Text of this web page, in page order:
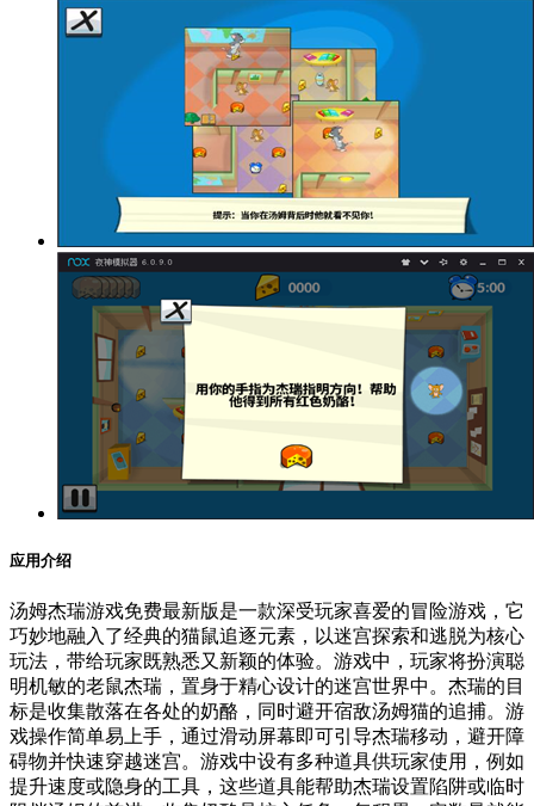
应用介绍
汤姆杰瑞游戏免费最新版是一款深受玩家喜爱的冒险游戏，它
巧妙地融入了经典的猫鼠追逐元素，以迷宫探索和逃脱为核心
玩法，带给玩家既熟悉又新颖的体验。游戏中，玩家将扮演聪
明机敏的老鼠杰瑞，置身于精心设计的迷宫世界中。杰瑞的目
标是收集散落在各处的奶酪，同时避开宿敌汤姆猫的追捕。游
戏操作简单易上手，通过滑动屏幕即可引导杰瑞移动，避开障
碍物并快速穿越迷宫。游戏中设有多种道具供玩家使用，例如
提升速度或隐身的工具，这些道具能帮助杰瑞设置陷阱或临时